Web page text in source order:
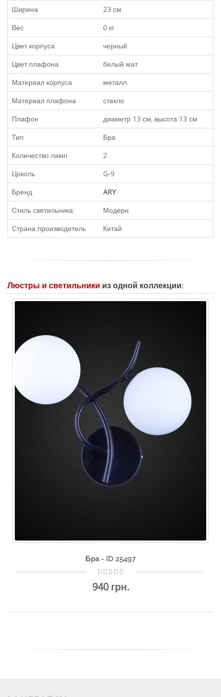
Ширина
23 см
Вес
0 кг
Цвет корпуса
черный
Цвет плафона
белый мат
Материал корпуса
металл
Материал плафона
стекло
Плафон
диаметр 13 см, высота 13 см
Тип
Бра
Количество ламп
2
Цоколь
G-9
Бренд
ARY
Стиль светильника
Модерн
Страна производитель
Китай
Люстры и светильники из одной коллекции:
Бра - ID 25497
940 грн.